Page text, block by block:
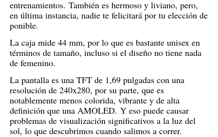
entrenamientos. También es hermoso y liviano, pero,
en última instancia, nadie te felicitará por tu elección de
ponible.
La caja mide 44 mm, por lo que es bastante unisex en
términos de tamaño, incluso si el diseño no tiene nada
de femenino.
La pantalla es una TFT de 1,69 pulgadas con una
resolución de 240x280, por su parte, que es
notablemente menos colorida, vibrante y de alta
definición que una AMOLED. Y eso puede causar
problemas de visualización significativos a la luz del
sol, lo que descubrimos cuando salimos a correr.